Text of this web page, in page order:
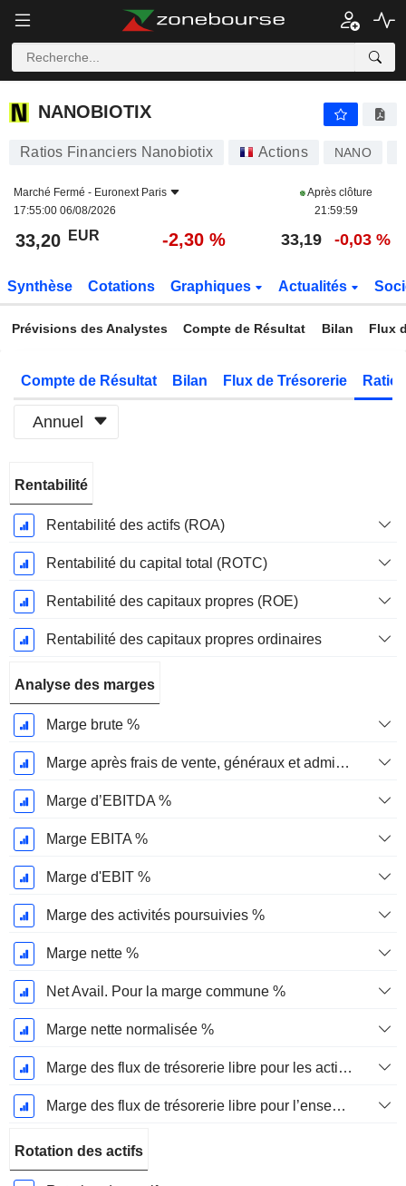
NANOBIOTIX
NANOBIOTIX
Ratios Financiers Nanobiotix Actions NANO
Marché Fermé - Euronext Paris
17:55:00 06/08/2026
Après clôture
21:59:59
33,20 EUR -2,30 % 33,19 -0,03 %
Synthèse Cotations Graphiques Actualités
Prévisions des Analystes Compte de Résultat Bilan Flux
Compte de Résultat Bilan Flux de Trésorerie
Annuel
Fiscale:
Décembre
Rentabilité
Rentabilité des actifs (ROA)
Rentabilité du capital total (ROTC)
Rentabilité des capitaux propres (ROE)
Rentabilité des capitaux propres ordinaires
Analyse des marges
Marge brute %
Marge après frais de vente, généraux et administratifs %
Marge d’EBITDA %
Marge EBITA %
Marge d'EBIT %
Marge des activités poursuivies %
Marge nette %
Net Avail. Pour la marge commune %
Marge nette normalisée %
Marge des flux de trésorerie libre pour les actionnaires
Marge des flux de trésorerie libre pour l’ensemble des pourvoyeurs de fonds
Rotation des actifs